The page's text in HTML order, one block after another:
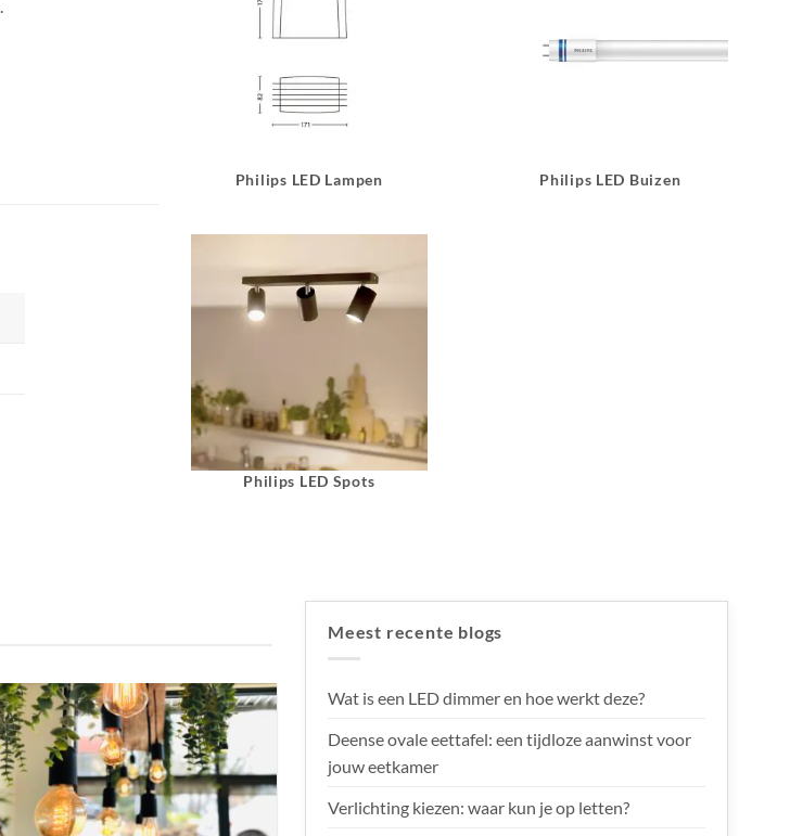
Philips LED Lampen Philips LED Buizen
Philips LED Spots
Meest recente blogs
Wat is een LED dimmer en hoe werkt deze?
Deense ovale eettafel: een tijdloze aanwinst voor
jouw eetkamer
Verlichting kiezen: waar kun je op letten?